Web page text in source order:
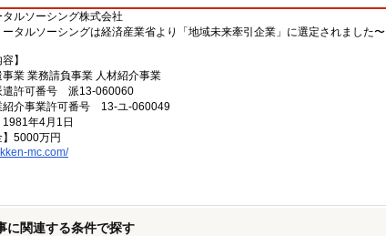
タルソーシング株式会社
ータルソーシングは経済産業省より「地域未来牽引企業」に選定されました〜
】
事業 業務請負事業 人材紹介事業
遣許可番号 派13-060060
紹介事業許可番号 13-ユ-060049
1981年4月1日
】5000万円
mc.com/
に関連する条件で探す